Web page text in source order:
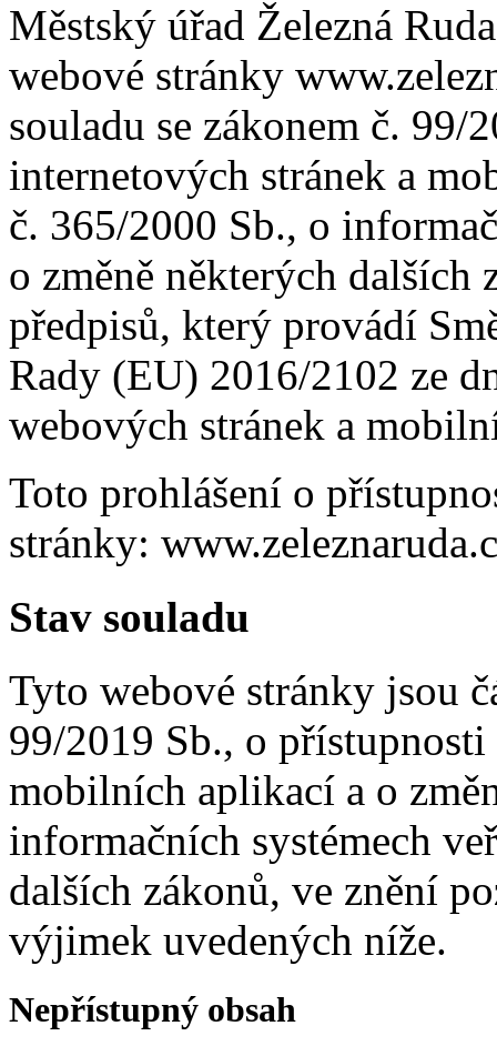
Městský úřad Železná
webové stránky
souladu se zákonem č. 99/
internetových stránek a
č. 365/2000 Sb., o
o změně některých dalších
předpisů, který provádí
Rady (EU) 2016/2102 ze
webových stránek a
Toto prohlášení o
stránky:
Stav souladu
Tyto webové stránky jsou
99/2019 Sb., o
mobilních aplikací a o
informačních systémech
dalších zákonů, ve znění
výjimek uvedených níže.
Nepřístupný obsah